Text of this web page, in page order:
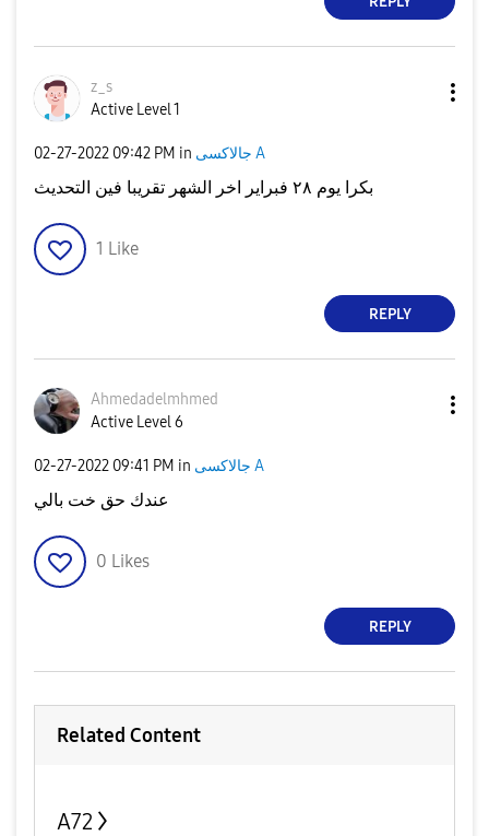
z_s
Active Level 1
‎02-27-2022 09:42 PM in جالاكسى A
بكرا يوم ٢٨ فبراير اخر الشهر تقريبا فين التحديث
1 Like
REPLY
Ahmedadelmhmed
Active Level 6
‎02-27-2022 09:41 PM in جالاكسى A
عندك حق خت بالي
0 Likes
REPLY
Related Content
A72